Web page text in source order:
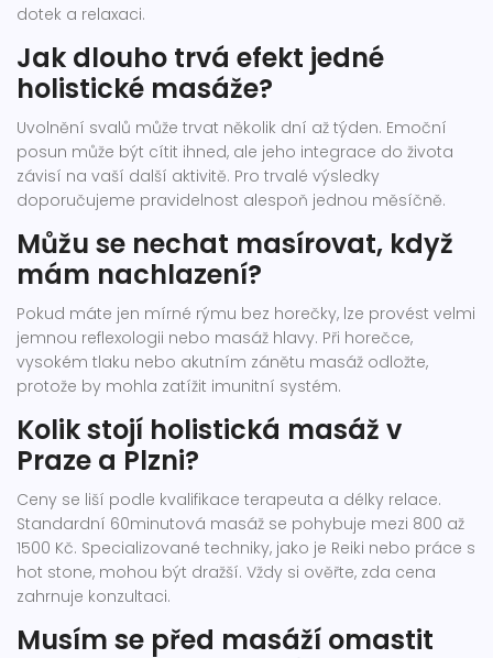
dotek a relaxaci.
Jak dlouho trvá efekt jedné
holistické masáže?
Uvolnění svalů může trvat několik dní až týden. Emoční
posun může být cítit ihned, ale jeho integrace do života
závisí na vaší další aktivitě. Pro trvalé výsledky
doporučujeme pravidelnost alespoň jednou měsíčně.
Můžu se nechat masírovat, když
mám nachlazení?
Pokud máte jen mírné rýmu bez horečky, lze provést velmi
jemnou reflexologii nebo masáž hlavy. Při horečce,
vysokém tlaku nebo akutním zánětu masáž odložte,
protože by mohla zatížit imunitní systém.
Kolik stojí holistická masáž v
Praze a Plzni?
Ceny se liší podle kvalifikace terapeuta a délky relace.
Standardní 60minutová masáž se pohybuje mezi 800 až
1500 Kč. Specializované techniky, jako je Reiki nebo práce s
hot stone, mohou být dražší. Vždy si ověřte, zda cena
zahrnuje konzultaci.
Musím se před masáží omastit